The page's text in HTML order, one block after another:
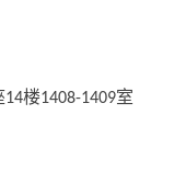
14楼1408-1409室